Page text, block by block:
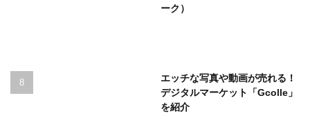
ーク）
エッチな写真や動画が売れる！
デジタルマーケット「Gcolle」
を紹介